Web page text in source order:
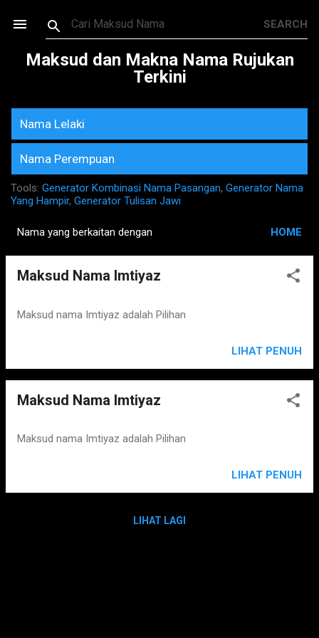
Skip to main content
Maksud dan Makna Nama Rujukan
Terkini
Nama Lelaki
Nama Perempuan
Tools: Generator Kombinasi Nama Pasangan, Generator Nama
Yang Hampir, Generator Tulisan Jawi
o
Nama yang berkaitan dengan HOME
Maksud Nama Imtiyaz
Maksud nama Imtiyaz adalah Pilihan
LIHAT PENUH
Maksud Nama Imtiyaz
Maksud nama Imtiyaz adalah Pilihan
LIHAT PENUH
LIHAT LAGI